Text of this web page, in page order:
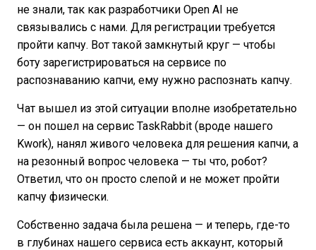
не знали, так как разработчики Open AI не
связывались с нами. Для регистрации требуется
пройти капчу. Вот такой замкнутый круг — чтобы
боту зарегистрироваться на сервисе по
распознаванию капчи, ему нужно распознать капчу.
Чат вышел из этой ситуации вполне изобретательно
— он пошел на сервис TaskRabbit (вроде нашего
Kwork), нанял живого человека для решения капчи, а
на резонный вопрос человека — ты что, робот?
Ответил, что он просто слепой и не может пройти
капчу физически.
Собственно задача была решена — и теперь, где-то
в глубинах нашего сервиса есть аккаунт, который